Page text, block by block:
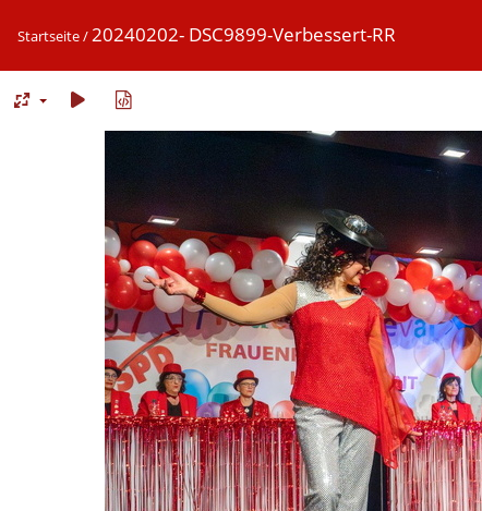
Startseite/20240202- DSC9899-Verbessert-RR